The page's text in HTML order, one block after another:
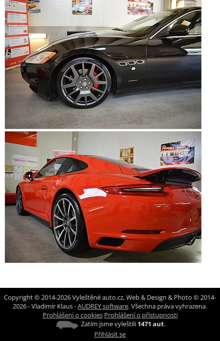
Copyright © 2014-2026 Vyleštěné auto.cz, Web & Design & Photo © 2014-
2026 - Vladimír Klaus -AUDREY software. Všechna práva vyhrazena.
Prohlášení o cookies Prohlášení o přístupnosti
Zatím jsme vyleštili 1471 aut.
Přihlásit se